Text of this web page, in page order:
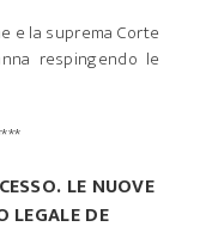
e la suprema Corte
respingendo le
LE NUOVE
LEGALE DE